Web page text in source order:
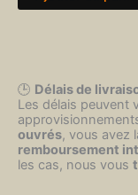
🕒 Délais de
Les délais peuvent
ouvrés, vous avez
remboursement
les cas, nous vous